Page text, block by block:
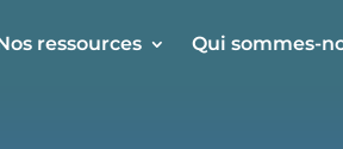
ressources Qui sommes-